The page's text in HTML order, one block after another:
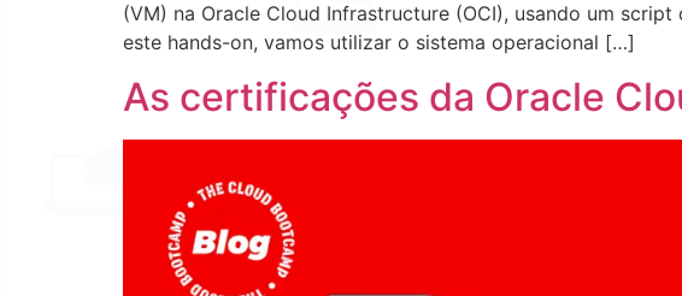
(VM) na Oracle Cloud Infrastructure (OCI), usando um
este hands-on, vamos utilizar o sistema operacional […]
As certificações da Oracle